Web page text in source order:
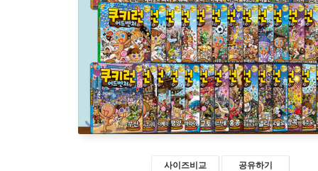
사이즈비교 공유하기